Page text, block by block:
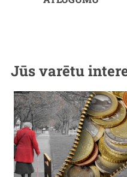
Jūs varētu